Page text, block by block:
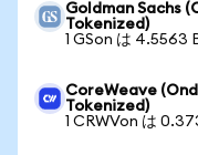
Goldman Sachs
Tokenized)
1 GSon は 4.5563
CoreWeave
Tokenized)
1 CRWVon は